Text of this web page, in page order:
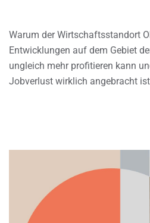
Warum der Wirtschaftsstandort
Entwicklungen auf dem Gebiet
ungleich mehr profitieren kann
Jobverlust wirklich angebracht